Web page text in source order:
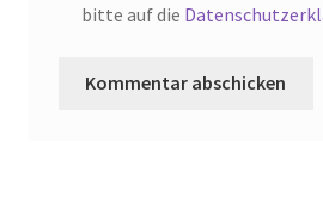
bitte auf die